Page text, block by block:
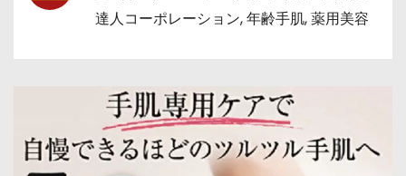
達人コーポレーション,年齢手肌,薬用美容